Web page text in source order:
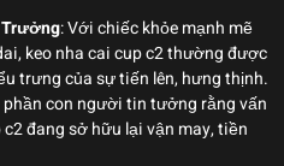
: Với chiếc khỏe mạnh mẽ
keo nha cai cup c2 thường được
trưng của sự tiến lên, hưng thịnh.
phần con người tin tưởng rằng vấn
đang sở hữu lại vận may, tiền